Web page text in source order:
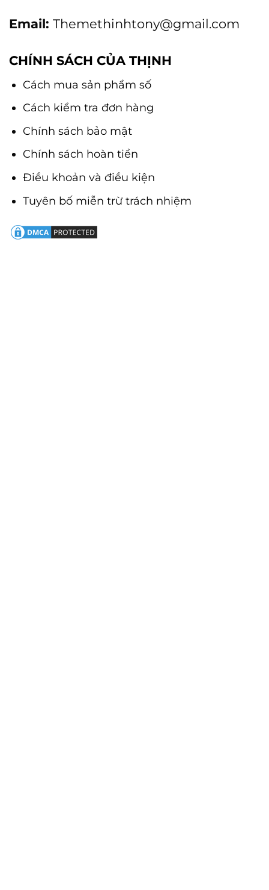
Email: Themethinhtony@gmail.com
CHÍNH SÁCH CỦA THỊNH
Cách mua sản phẩm số
Cách kiểm tra đơn hàng
Chính sách bảo mật
Chính sách hoàn tiền
Điều khoản và điều kiện
Tuyên bố miễn trừ trách nhiệm